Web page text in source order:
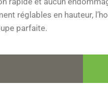
réglables en hauteur,
parfaite.